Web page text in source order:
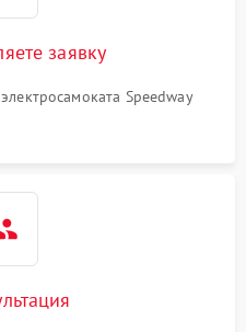
заявку
Speedway